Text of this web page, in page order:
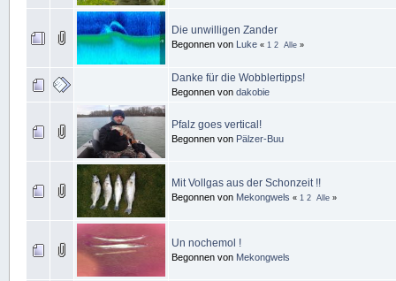
Die unwilligen Zander
Begonnen von Luke « 1 2 Alle»
Danke für die Wobblertipps!
Begonnen von dakobie
Pfalz goes vertical!
Begonnen von Pälzer-Buu
Mit Vollgas aus der Schonzeit !!
Begonnen von Mekongwels « 1 2 Alle»
Un nochemol !
Begonnen von Mekongwels